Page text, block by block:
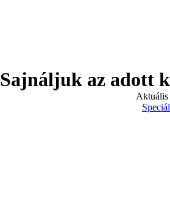
Sajnáljuk az adott
Aktuális